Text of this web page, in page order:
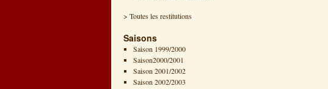
> Toutes les restitutions
Saisons
Saison 1999/2000
Saison2000/2001
Saison 2001/2002
Saison 2002/2003